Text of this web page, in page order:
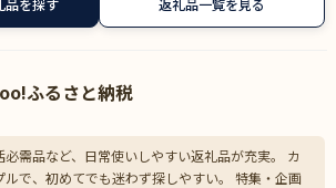
ふるさと納税
需品など、日常使いしやすい返礼品が充実。 カ
ルで、初めてでも迷わず探しやすい。 特集・企画